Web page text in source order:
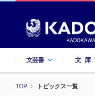
文芸書 文庫
TOP トピックス一覧